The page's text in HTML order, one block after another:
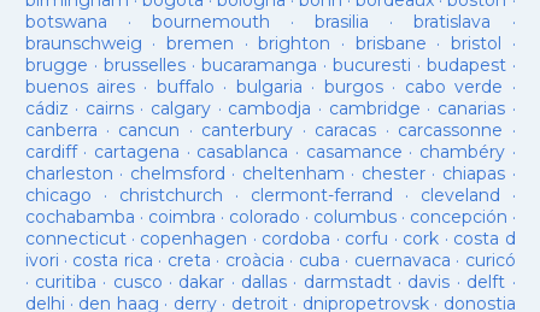
botswana · bournemouth ·brasilia ·bratislava ·
braunschweig · bremen ·brighton · brisbane · bristol ·
brugge · brusselles· bucaramanga · bucuresti · budapest·
buenos aires· buffalo · bulgaria · burgos· cabo verde ·
cádiz · cairns· calgary · cambodja · cambridge · canarias·
canberra · cancun · canterbury · caracas · carcassonne ·
cardiff· cartagena · casablanca · casamance · chambéry·
charleston · chelmsford · cheltenham · chester· chiapas ·
chicago · christchurch · clermont-ferrand · cleveland ·
cochabamba · coimbra · colorado · columbus· concepción ·
connecticut· copenhagen · cordoba · corfu · cork · costa d
ivori · costa rica · creta · croàcia · cuba · cuernavaca · curicó
· curitiba · cusco · dakar · dallas · darmstadt· davis · delft ·
delhi · den haag · derry· detroit· dnipropetrovsk· donostia